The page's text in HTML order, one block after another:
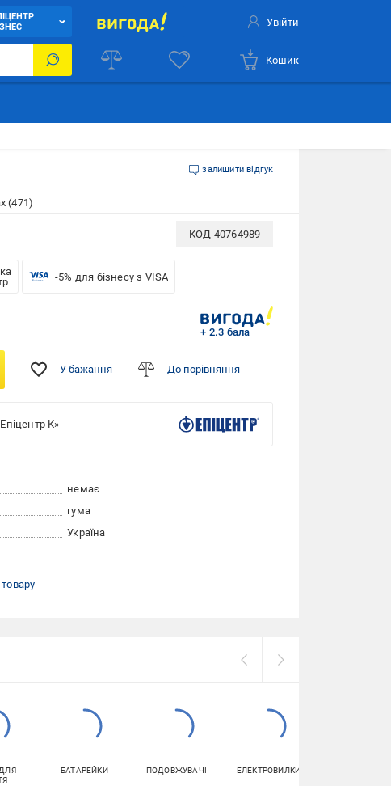
Увійти
Кошик
залишити відгук
(471)
КОД 40764989
-5% для бізнесу з VISA
+ 2.3 бала
У бажання До порівняння
К»
немає
гума
Україна
БАТАРЕЙКИ ПОДОВЖУВАЧІ ЕЛЕКТРОВИЛКИ